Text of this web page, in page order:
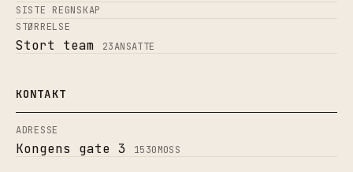
SISTE REGNSKAP
STØRRELSE
Stort team 23ANSATTE
KONTAKT
ADRESSE
Kongens gate 3 1530MOSS